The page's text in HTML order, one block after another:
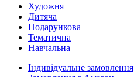
Художня
Дитяча
Подарункова
Тематична
Навчальна
Індивідуальне замовлення